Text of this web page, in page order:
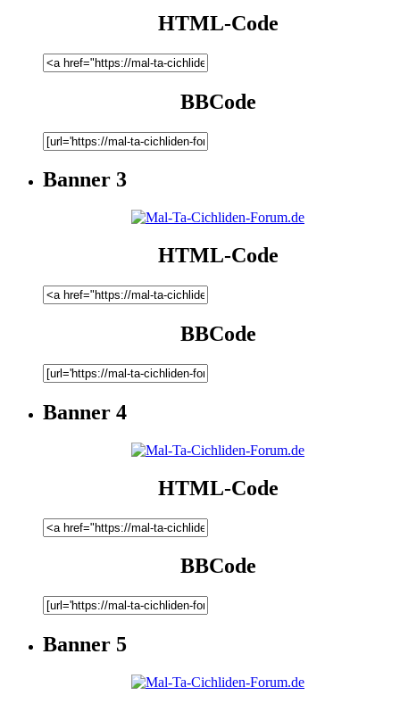
HTML-Code
BBCode
Banner 3
HTML-Code
BBCode
Banner 4
HTML-Code
BBCode
Banner 5